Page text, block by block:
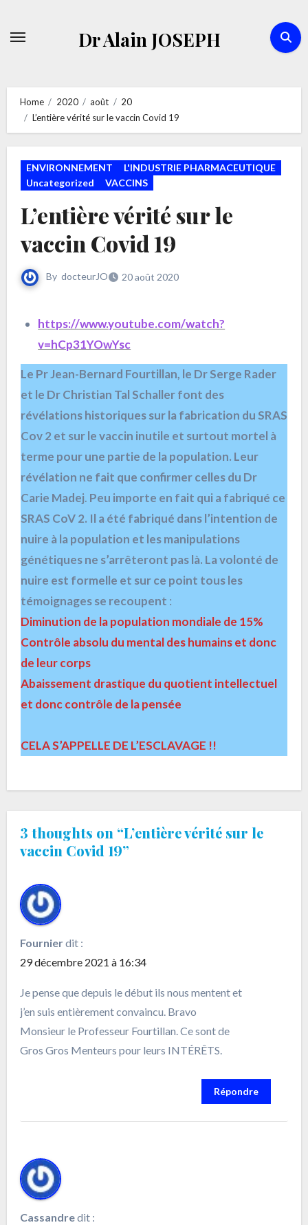
Dr Alain JOSEPH
Home 2020 août
20
L’entière vérité sur le vaccin Covid 19
ENVIRONNEMENT
L'INDUSTRIE PHARMACEUTIQUE
Uncategorized
VACCINS
L’entière vérité sur le
vaccin Covid 19
By docteurJO 20 août 2020
https://www.youtube.com/watch?
v=hCp31YOwYsc
Le Pr Jean-Bernard Fourtillan, le Dr Serge Rader
et le Dr Christian Tal Schaller font des
révélations historiques sur la fabrication du SRAS
Cov 2 et sur le vaccin inutile et surtout mortel à
terme pour une partie de la population. Leur
révélation ne fait que confirmer celles du Dr
Carie Madej. Peu importe en fait qui a fabriqué ce
SRAS CoV 2. Il a été fabriqué dans l’intention de
nuire à la population et les manipulations
génétiques ne s’arrêteront pas là. La volonté de
nuire est formelle et sur ce point tous les
témoignages se recoupent :
Diminution de la population mondiale de 15%
Contrôle absolu du mental des humains et donc
de leur corps
Abaissement drastique du quotient intellectuel
et donc contrôle de la pensée
CELA S’APPELLE DE L’ESCLAVAGE !!
3 thoughts on “L’entière vérité sur le
vaccin Covid 19”
Fournierdit :
29 décembre 2021 à 16:34
Je pense que depuis le début ils nous mentent et
j’en suis entièrement convaincu. Bravo
Monsieur le Professeur Fourtillan. Ce sont de
Gros Gros Menteurs pour leurs INTÉRÊTS.
Répondre
Cassandredit :